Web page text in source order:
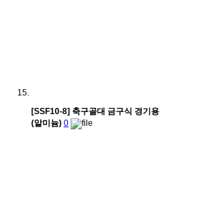
[SSF10-8] 축구골대 금구식 경기용
(알미늄) 0